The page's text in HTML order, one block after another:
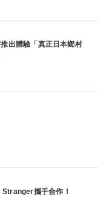
出體驗「真正日本鄉村
攜手合作！